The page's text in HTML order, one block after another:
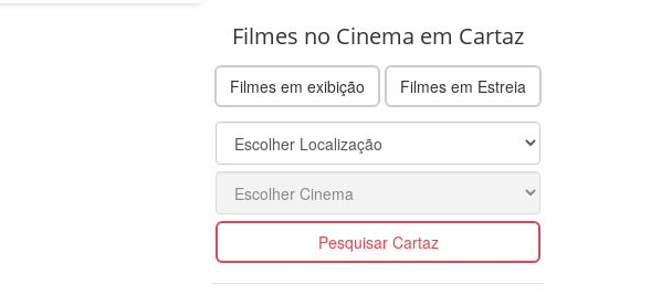
Filmes no Cinema em Cartaz
Filmes em exibição Filmes em Estreia
Pesquisar Cartaz